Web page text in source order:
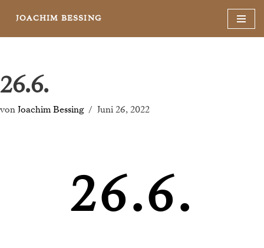
JOACHIM BESSING
26.6.
von Joachim Bessing Juni 26, 2022
26.6.